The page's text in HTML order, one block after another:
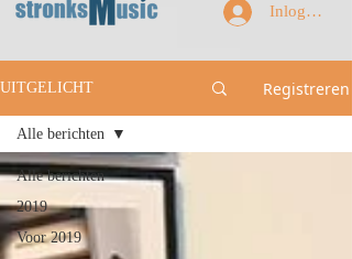
Inloggen
UITGELICHT Registreren
Alle berichten
2019
Voor 2019
Alle berichten